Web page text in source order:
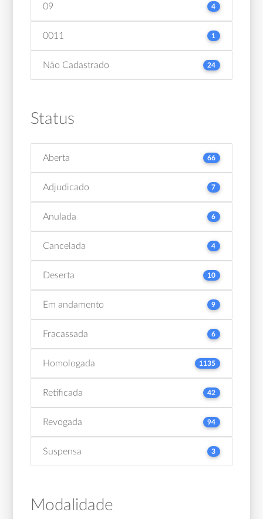
09 4
0011 1
Não Cadastrado 24
Status
Aberta 66
Adjudicado 7
Anulada 6
Cancelada 4
Deserta 10
Em andamento 9
Fracassada 6
Homologada 1135
Retificada 42
Revogada 94
Suspensa 3
Modalidade